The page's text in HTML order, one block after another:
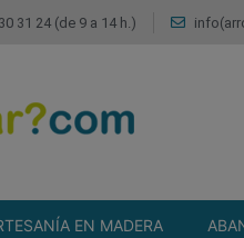
31 24 (de 9 a 14 h.)
EN MADERA